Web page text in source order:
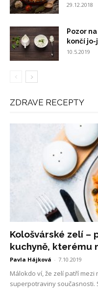
29.12.2018
Pozor
končí
10.5.2019
ZDRAVÉ RECEPTY
Kološvárské zelí –
kuchyně, kterému
Pavla Hájková - 7.10.2019
Málokdo ví, že zelí patří
superpotraviny současnosti.